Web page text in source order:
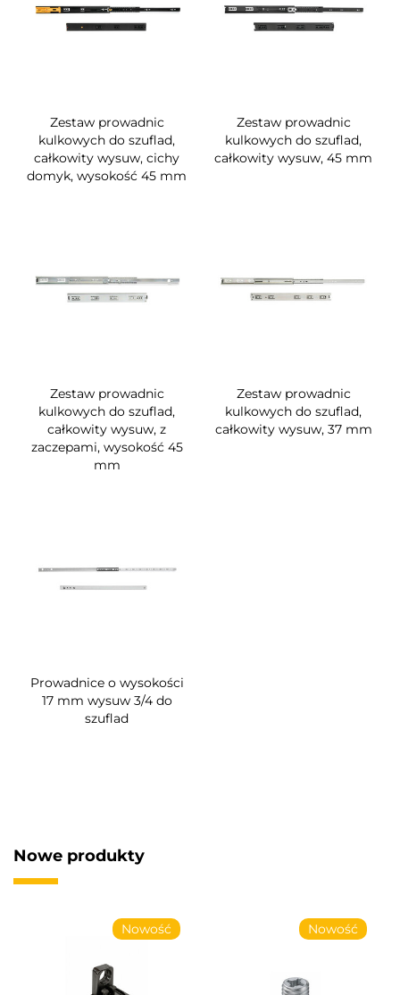
Zestaw prowadnic
kulkowych do szuflad,
całkowity wysuw, cichy
domyk, wysokość 45 mm
Zestaw prowadnic
kulkowych do szuflad,
całkowity wysuw, 45 mm
Zestaw prowadnic
kulkowych do szuflad,
całkowity wysuw, z
zaczepami, wysokość 45
mm
Zestaw prowadnic
kulkowych do szuflad,
całkowity wysuw, 37 mm
Prowadnice o wysokości
17 mm wysuw 3/4 do
szuflad
Nowe produkty
Nowość Nowość